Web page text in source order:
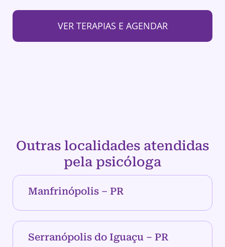
VER TERAPIAS E AGENDAR
Outras localidades atendidas
pela psicóloga
Manfrinópolis – PR
Serranópolis do Iguaçu – PR